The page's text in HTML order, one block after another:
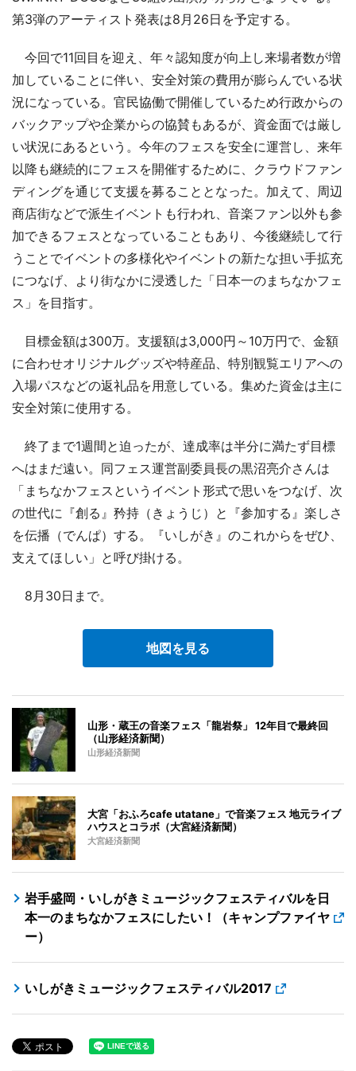
第3弾のアーティスト発表は8月26日を予定する。
今回で11回目を迎え、年々認知度が向上し来場者数が増
加していることに伴い、安全対策の費用が膨らんでいる状
況になっている。官民協働で開催しているため行政からの
バックアップや企業からの協賛もあるが、資金面では厳し
い状況にあるという。今年のフェスを安全に運営し、来年
以降も継続的にフェスを開催するために、クラウドファン
ディングを通じて支援を募ることとなった。加えて、周辺
商店街などで派生イベントも行われ、音楽ファン以外も参
加できるフェスとなっていることもあり、今後継続して行
うことでイベントの多様化やイベントの新たな担い手拡充
につなげ、より街なかに浸透した「日本一のまちなかフェ
ス」を目指す。
目標金額は300万。支援額は3,000円～10万円で、金額
に合わせオリジナルグッズや特産品、特別観覧エリアへの
入場パスなどの返礼品を用意している。集めた資金は主に
安全対策に使用する。
終了まで1週間と迫ったが、達成率は半分に満たず目標
へはまだ遠い。同フェス運営副委員長の黒沼亮介さんは
「まちなかフェスというイベント形式で思いをつなげ、次
の世代に『創る』矜持（きょうじ）と『参加する』楽しさ
を伝播（でんぱ）する。『いしがき』のこれからをぜひ、
支えてほしい」と呼び掛ける。
8月30日まで。
地図を見る
山形・蔵王の音楽フェス「龍岩祭」 12年目で最終回
（山形経済新聞）
山形経済新聞
大宮「おふろcafe utatane」で音楽フェス 地元ライブ
ハウスとコラボ（大宮経済新聞）
大宮経済新聞
岩手盛岡・いしがきミュージックフェスティバルを日
本一のまちなかフェスにしたい！（キャンプファイヤ
ー）
いしがきミュージックフェスティバル2017